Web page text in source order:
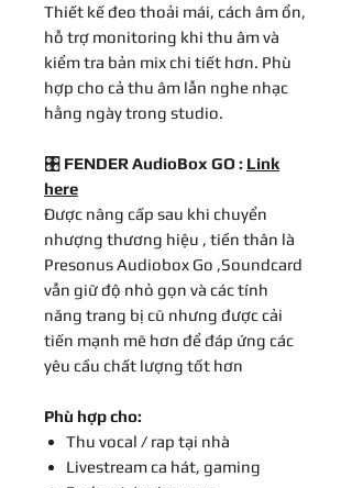
Thiết kế đeo thoải mái, cách âm ổn,
hỗ trợ monitoring khi thu âm và
kiểm tra bản mix chi tiết hơn. Phù
hợp cho cả thu âm lẫn nghe nhạc
hằng ngày trong studio.
🎛️ FENDER AudioBox GO : Link
here
Được nâng cấp sau khi chuyển
nhượng thương hiệu , tiền thân là
Presonus Audiobox Go ,Soundcard
vẫn giữ độ nhỏ gọn và các tính
năng trang bị cũ nhưng được cải
tiến mạnh mẽ hơn để đáp ứng các
yêu cầu chất lượng tốt hơn
Phù hợp cho:
Thu vocal / rap tại nhà
Livestream ca hát, gaming